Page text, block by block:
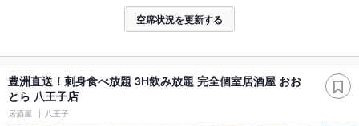
空席状況を更新する
豊洲直送！刺身食べ放題 3H飲み放題 完全個室居酒屋 おお
とら 八王子店
居酒屋 八王子